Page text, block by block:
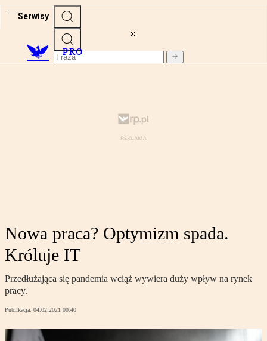
Serwisy
PRO
Nowa praca? Optymizm spada.
Króluje IT
Przedłużająca się pandemia wciąż wywiera duży wpływ na rynek
pracy.
Publikacja: 04.02.2021 00:40